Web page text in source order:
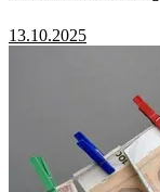
13.10.2025